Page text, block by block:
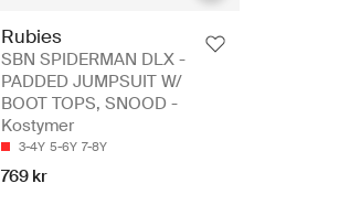
Rubies
SBN SPIDERMAN DLX -
PADDED JUMPSUIT W/
BOOT TOPS, SNOOD -
Kostymer
3-4Y 5-6Y 7-8Y
769 kr